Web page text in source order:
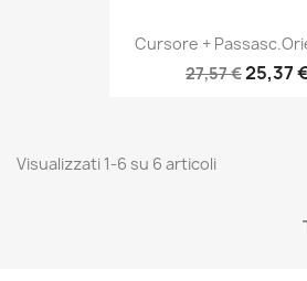
Cursore +
27,57 €25,37
Visualizzati 1-6 su 6 articoli